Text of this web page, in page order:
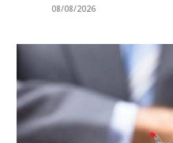
08/08/2026